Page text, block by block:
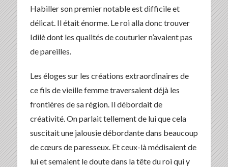
Habiller son premier notable est difficile et
délicat. Il était énorme. Le roi alla donc trouver
Idilè dont les qualités de couturier n’avaient pas
de pareilles.
Les éloges sur les créations extraordinaires de
ce fils de vieille femme traversaient déjà les
frontières de sa région. Il débordait de
créativité. On parlait tellement de lui que cela
suscitait une jalousie débordante dans beaucoup
de cœurs de paresseux. Et ceux-là médisaient de
lui et semaient le doute dans la tête du roi qui y